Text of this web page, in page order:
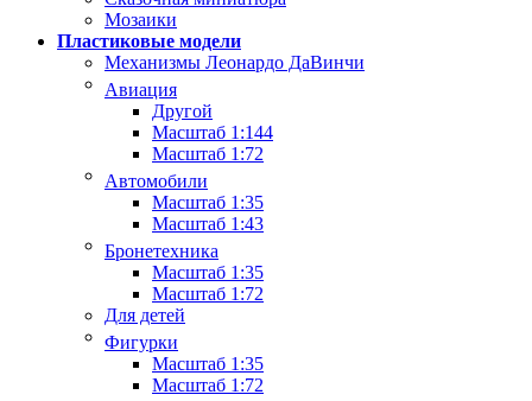
Мозаики
Пластиковые модели
Механизмы Леонардо ДаВинчи
Авиация
Другой
Масштаб 1:144
Масштаб 1:72
Автомобили
Масштаб 1:35
Масштаб 1:43
Бронетехника
Масштаб 1:35
Масштаб 1:72
Для детей
Фигурки
Масштаб 1:35
Масштаб 1:72